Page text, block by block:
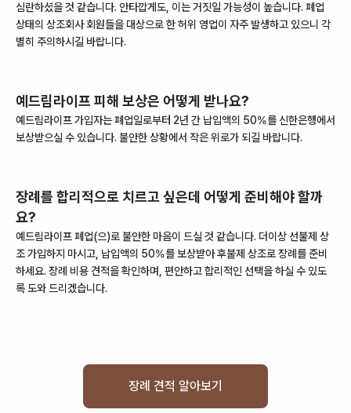
심란하셨을 것 같습니다. 안타깝게도, 이는 거짓일 가능성이 높습니다. 폐업
상태의 상조회사 회원들을 대상으로 한 허위 영업이 자주 발생하고 있으니 각
별히 주의하시길 바랍니다.
예드림라이프 피해 보상은 어떻게 받나요?
예드림라이프 가입자는폐업일로부터 2년 간 납입액의 50%를 신한은행에서
보상받으실 수 있습니다. 불안한 상황에서 작은 위로가 되길 바랍니다.
장례를 합리적으로 치르고 싶은데 어떻게 준비해야 할까
요?
예드림라이프 폐업(으)로 불안한 마음이 드실 것 같습니다. 더이상 선불제 상
조 가입하지 마시고, 납입액의 50%를 보상받아 후불제 상조로 장례를 준비
하세요. 장례 비용 견적을 확인하며, 편안하고 합리적인 선택을 하실 수 있도
록 도와 드리겠습니다.
장례 견적 알아보기